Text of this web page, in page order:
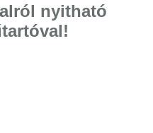
nyitható